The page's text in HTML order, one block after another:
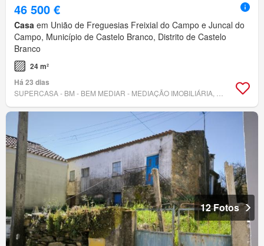
46 500 €
Casa em União de Freguesias Freixial do Campo e Juncal do
Campo, Município de Castelo Branco, Distrito de Castelo
Branco
24 m²
Há 23 dias
12 Fotos